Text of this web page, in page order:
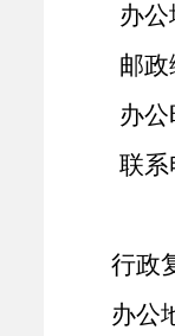
办公地
邮政
办公时
联系电
行政复
办公地